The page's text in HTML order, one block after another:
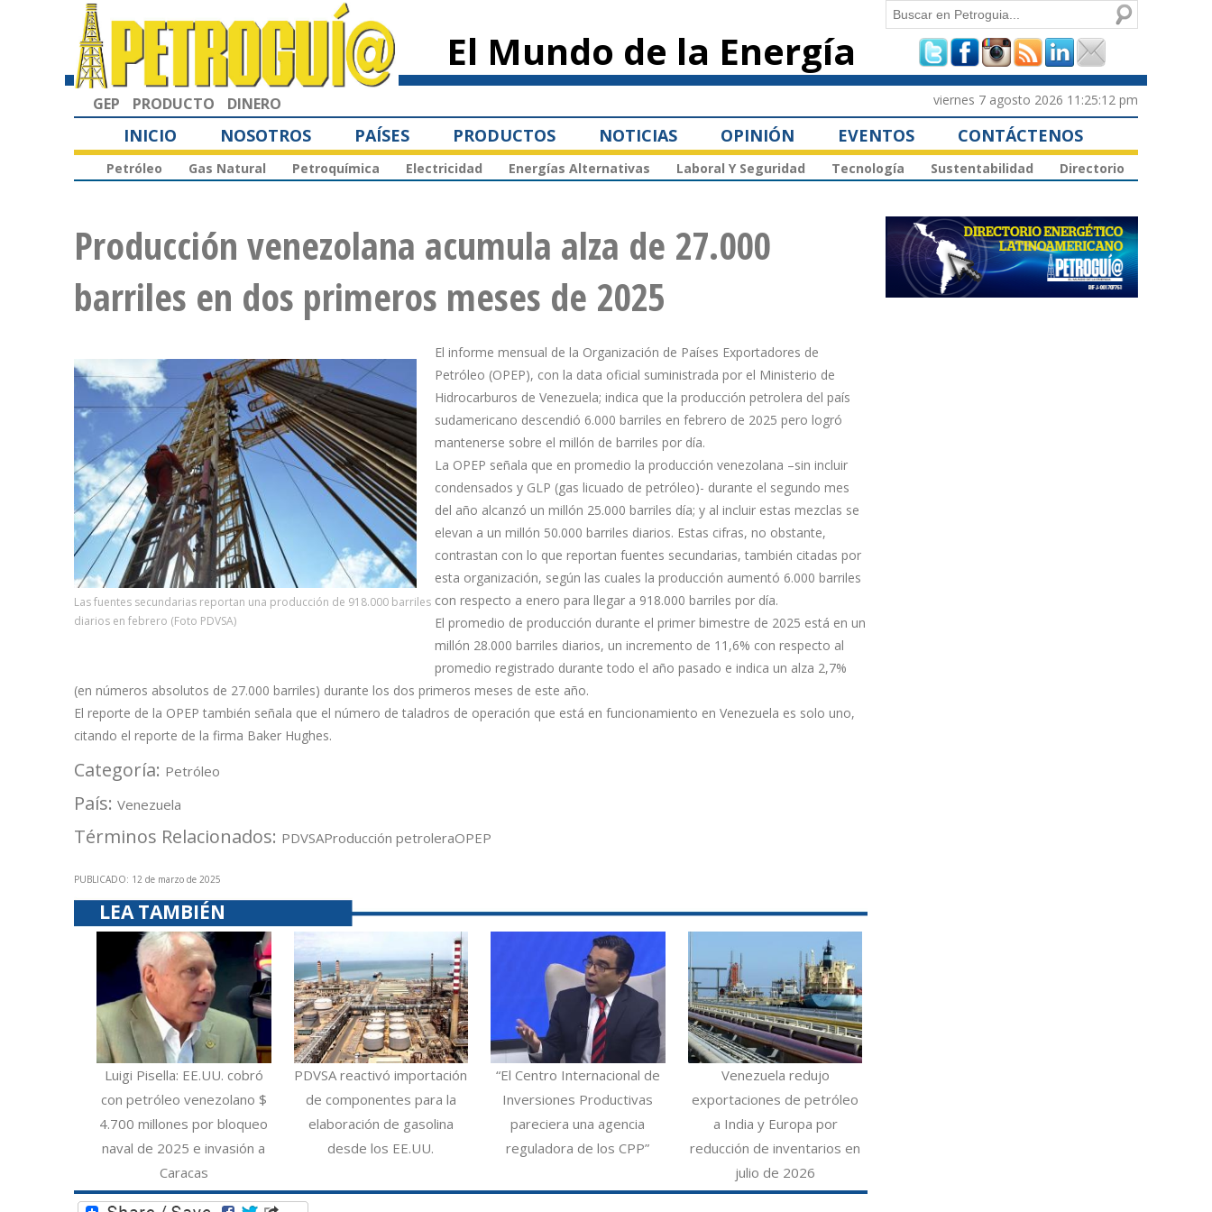
principal
El Mundo de la Energía
Formulario de
búsqueda
Buscar
GEP PRODUCTO DINERO viernes 7 agosto 2026 11:25:12 pm
INICIO NOSOTROS PAÍSES PRODUCTOS NOTICIAS OPINIÓN EVENTOS CONTÁCTENOS
Petróleo Gas Natural Petroquímica Electricidad Energías Alternativas Laboral Y Seguridad Tecnología Sustentabilidad Directorio
Producción venezolana acumula alza de 27.000
barriles en dos primeros meses de 2025
Las fuentes secundarias reportan una producción de 918.000 barriles
diarios en febrero (Foto PDVSA)
El informe mensual de la Organización de Países Exportadores de
Petróleo (OPEP), con la data oficial suministrada por el Ministerio de
Hidrocarburos de Venezuela; indica que la producción petrolera del país
sudamericano descendió 6.000 barriles en febrero de 2025 pero logró
mantenerse sobre el millón de barriles por día.
La OPEP señala que en promedio la producción venezolana –sin incluir
condensados y GLP (gas licuado de petróleo)- durante el segundo mes
del año alcanzó un millón 25.000 barriles día; y al incluir estas mezclas se
elevan a un millón 50.000 barriles diarios. Estas cifras, no obstante,
contrastan con lo que reportan fuentes secundarias, también citadas por
esta organización, según las cuales la producción aumentó 6.000 barriles
con respecto a enero para llegar a 918.000 barriles por día.
El promedio de producción durante el primer bimestre de 2025 está en un
millón 28.000 barriles diarios, un incremento de 11,6% con respecto al
promedio registrado durante todo el año pasado e indica un alza 2,7%
(en números absolutos de 27.000 barriles) durante los dos primeros meses de este año.
El reporte de la OPEP también señala que el número de taladros de operación que está en funcionamiento en Venezuela es solo uno,
citando el reporte de la firma Baker Hughes.
Categoría: Petróleo
País: Venezuela
Términos Relacionados: PDVSAProducción petroleraOPEP
PUBLICADO: 12 de marzo de 2025
LEA TAMBIÉN
Luigi Pisella: EE.UU. cobró
con petróleo venezolano $
4.700 millones por bloqueo
naval de 2025 e invasión a
Caracas
PDVSA reactivó importación
de componentes para la
elaboración de gasolina
desde los EE.UU.
“El Centro Internacional de
Inversiones Productivas
pareciera una agencia
reguladora de los CPP”
Venezuela redujo
exportaciones de petróleo
a India y Europa por
reducción de inventarios en
julio de 2026